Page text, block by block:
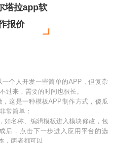
塔拉app软
报价
个人开发一些简单的APP，但复杂
过来，需要的时间也很长。
这是一种模板APP制作方式，傻瓜
常简单：
如名称、编辑模板进入模块修改，包
后，点击下一步进入应用平台的选
，两者都可以